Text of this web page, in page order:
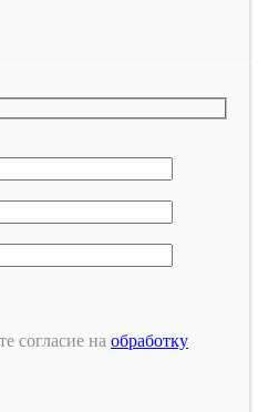
согласие на обработку